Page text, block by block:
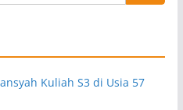
Kuliah S3 di Usia 57